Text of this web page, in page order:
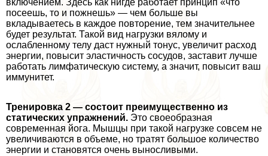
включением. Здесь как нигде работает принцип «что
посеешь, то и пожнешь» — чем больше вы
вкладываетесь в каждое повторение, тем значительнее
будет результат. Такой вид нагрузки вялому и
ослабленному телу даст нужный тонус, увеличит расход
энергии, повысит эластичность сосудов, заставит лучше
работать лимфатическую систему, а значит, повысит ваш
иммунитет.
Тренировка 2 — состоит преимущественно из
статических упражнений. Это своеобразная
современная йога. Мышцы при такой нагрузке совсем не
увеличиваются в объеме, но тратят большое количество
энергии и становятся очень выносливыми.